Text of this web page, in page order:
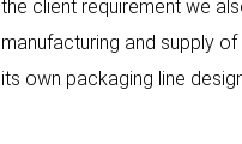
the client requirement we
manufacturing and supply
its own packaging line